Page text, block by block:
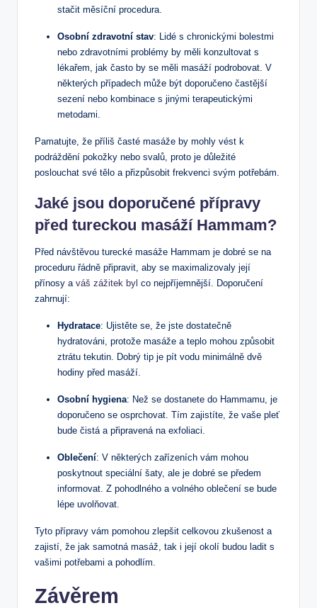
stačit měsíční procedura.
Osobní zdravotní stav: Lidé s ‌chronickými ‍bolestmi
nebo ⁢zdravotními problémy by měli konzultovat s
lékařem, jak často by se měli masáží podrobovat. V
některých případech ⁣může ​být ⁢doporučeno častější
sezení ⁣nebo kombinace s jinými ​terapeutickými
metodami.
Pamatujte, že příliš časté masáže⁤ by mohly vést k
podráždění pokožky nebo svalů, proto⁣ je důležité
poslouchat své tělo‍ a přizpůsobit frekvenci svým potřebám.
Jaké⁢ jsou doporučené přípravy
před⁤ tureckou masáží Hammam?
Před návštěvou turecké masáže Hammam je ‌dobré se‌ na
proceduru řádně připravit, aby ⁣se⁣ maximalizovaly její
přínosy a váš zážitek byl co nejpříjemnější. Doporučení
zahrnují:
Hydratace: Ujistěte se, že jste dostatečně
hydratováni, protože masáže a teplo mohou​ způsobit
⁤ztrátu‍ tekutin. Dobrý tip je‌ pít vodu minimálně‌ dvě
hodiny ‍před masáží.
Osobní hygiena: Než se dostanete‌ do Hammamu, ‍je
doporučeno se ‍osprchovat. Tím ‌zajistíte, že vaše pleť
bude ⁢čistá ⁤a připravená na exfoliaci.
Oblečení: V některých zařízeních vám mohou
poskytnout speciální šaty, ale je dobré se‍ předem
informovat. ⁣Z⁤ pohodlného a volného oblečení‌ se bude
lépe uvolňovat.
Tyto přípravy vám pomohou zlepšit celkovou⁢ zkušenost a
⁤zajistí, ‌že jak samotná ⁣masáž, ​tak i její okolí budou‍ ladit⁢ s ​
vašimi potřebami a pohodlím.
Závěrem